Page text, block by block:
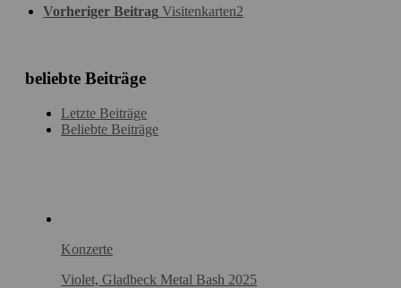
Vorheriger Beitrag Visitenkarten2
beliebte Beiträge
Letzte Beiträge
Beliebte Beiträge
Konzerte
Violet, Gladbeck Metal Bash 2025